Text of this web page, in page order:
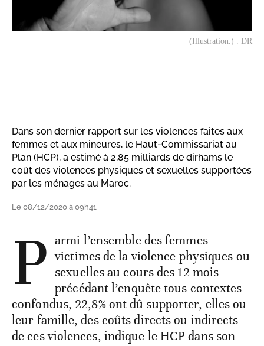
(Illustration.) . DR
Dans son dernier rapport sur les violences faites aux
femmes et aux mineures, le Haut-Commissariat au
Plan (HCP), a estimé à 2,85 milliards de dirhams le
coût des violences physiques et sexuelles supportées
par les ménages au Maroc.
Le 08/12/2020 à 09h41
P armi l’ensemble des femmes
victimes de la violence physiques ou
sexuelles au cours des 12 mois
précédant l’enquête tous contextes
confondus, 22,8% ont dû supporter, elles ou
leur famille, des coûts directs ou indirects
de ces violences, indique le HCP dans son